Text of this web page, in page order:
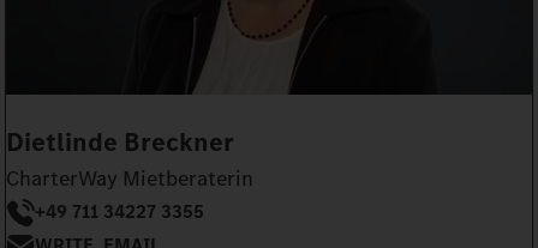
Dietlinde Breckner
CharterWay Mietberaterin
+49 711 34227 3355